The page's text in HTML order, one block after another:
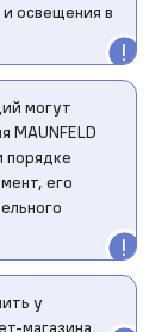
освещения в
могут
MAUNFELD
порядке
его
у
магазина.